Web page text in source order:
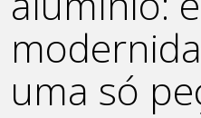
uma só